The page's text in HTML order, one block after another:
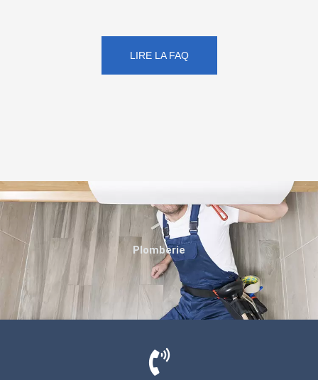
LIRE LA FAQ
Plomberie